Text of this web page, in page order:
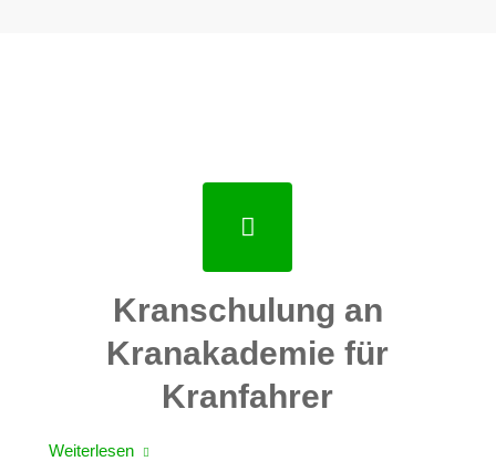
Kranschulung an
Kranakademie für
Kranfahrer
Weiterlesen